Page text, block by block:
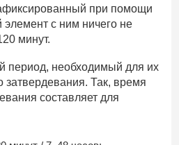
при помощи
элемент с ним ничего не
минут.
период, необходимый для их
затвердевания. Так, время
составляет для